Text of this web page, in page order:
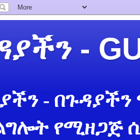
-
-
የሚዘጋጅ